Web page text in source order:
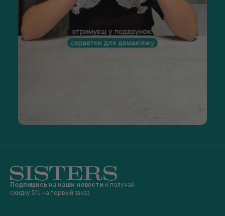
Подпишись на наши новости и получай
скидку 5% на первый заказ